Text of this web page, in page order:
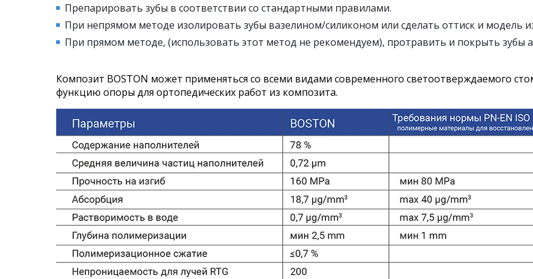
Препарировать зубы в соответствии со стандартными правилами.
При непрямом методе изолировать зубы вазелином/силиконом или сделать оттиск и модель
При прямом методе, (использовать этот метод не рекомендуем), протравить и покрыть зубы
Композит ВОSТОN может применяться со всеми видами современного светоотверждаемого
функцию опоры для ортопедических работ из композита.